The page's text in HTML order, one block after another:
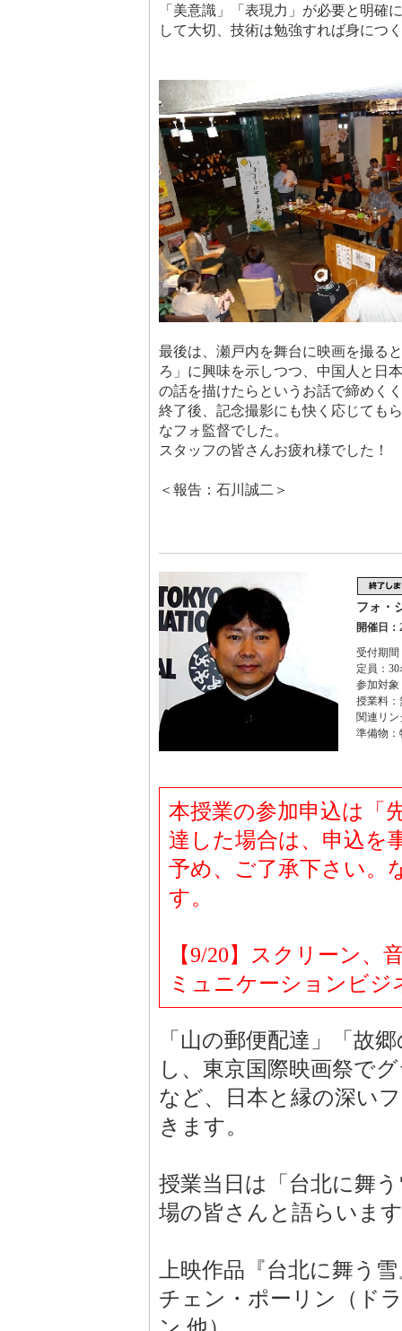
「美意識」「表現力」が必要と明確
して大切、技術は勉強すれば身につ
最後は、瀬戸内を舞台に映画を撮る
ろ」に興味を示しつつ、中国人と日
の話を描けたらというお話で締めく
終了後、記念撮影にも快く応じても
なフォ監督でした。
スタッフの皆さんお疲れ様でした！
＜報告：石川誠二＞
フォ・
開催日：
受付期
定員：30
参加対象
授業料
関連リン
準備物：
本授業の参加申込は「
達した場合は、申込を
予め、ご了承下さい。
す。
【9/20】スクリーン
ミュニケーションビ
「山の郵便配達」「故
し、東京国際映画祭で
など、日本と縁の深い
きます。
授業当日は「台北に舞
場の皆さんと語らいま
上映作品『台北に舞う
チェン・ポーリン（ド